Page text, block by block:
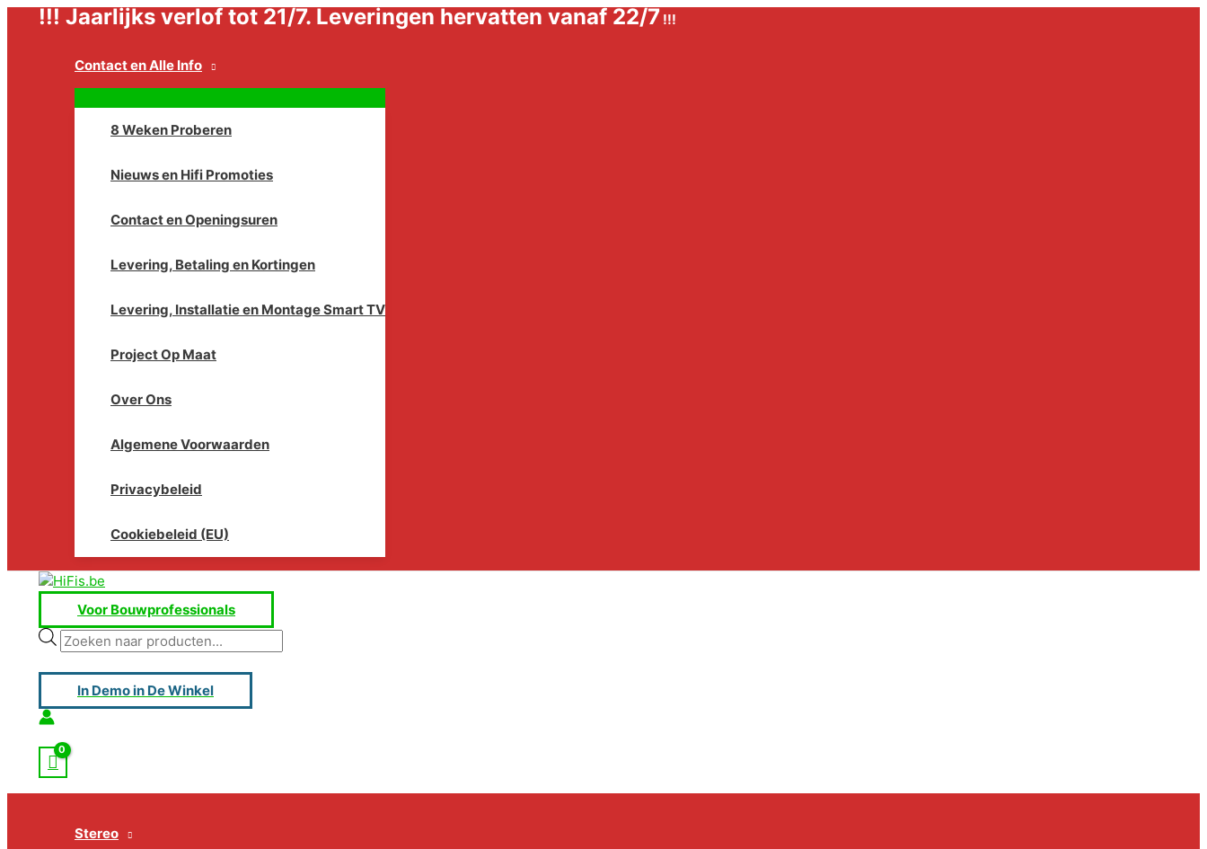
!!! Jaarlijks verlof tot 21/7. Leveringen hervatten vanaf 22/7 !!!
Contact en Alle Info
8 Weken Proberen
Nieuws en Hifi Promoties
Contact en Openingsuren
Levering, Betaling en Kortingen
Levering, Installatie en Montage Smart TV
Project Op Maat
Over Ons
Algemene Voorwaarden
Privacybeleid
Cookiebeleid (EU)
Voor Bouwprofessionals
Producten
zoeken
In Demo in De Winkel
Stereo